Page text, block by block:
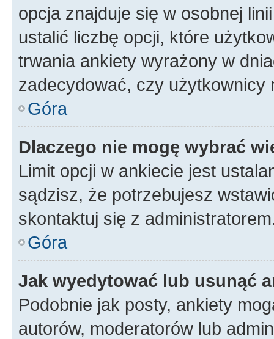
opcja znajduje się w osobnej
ustalić liczbę opcji, które
trwania ankiety wyrażony w
zadecydować, czy użytkownicy
Góra
Dlaczego nie mogę wybrać
Limit opcji w ankiecie jest
sądzisz, że potrzebujesz
skontaktuj się z
Góra
Jak wyedytować lub usunąć
Podobnie jak posty, ankiety
autorów, moderatorów lub